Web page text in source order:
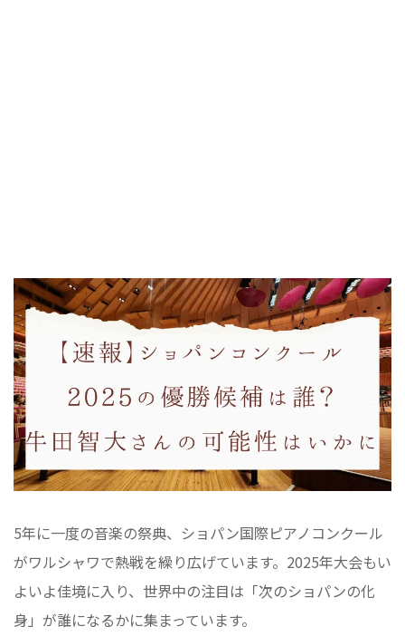
5年に一度の音楽の祭典、ショパン国際ピアノコンクール
がワルシャワで熱戦を繰り広げています。2025年大会もい
よいよ佳境に入り、世界中の注目は「次のショパンの化
身」が誰になるかに集まっています。